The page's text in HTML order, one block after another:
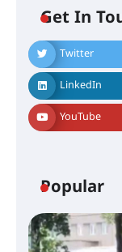
Get In
Twitter
LinkedIn
YouTube
Popular